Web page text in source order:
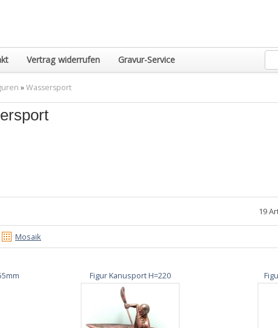
Vertrag widerrufen Gravur-Service
»Wassersport
19
Mosaik
Figur Kanusport H=220